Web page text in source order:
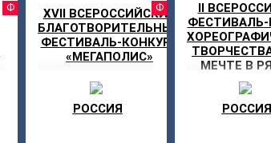
ФЕСТИВАЛЬ
XVII ВСЕРОССИЙСКИЙ
БЛАГОТВОРИТЕЛЬНЫЙ
ФЕСТИВАЛЬ-КОНКУРС
«МЕГАПОЛИС»
РОССИЯ
II
ФЕСТИВАЛЬ-
МЕЧТЕ В
РОССИЯ